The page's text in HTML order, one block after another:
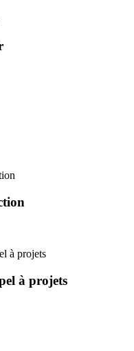
à projets
à projets